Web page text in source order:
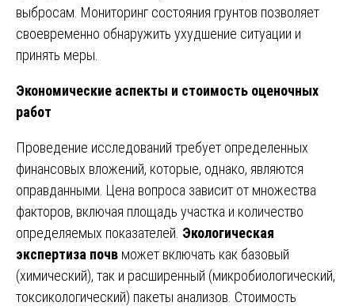
выбросам. Мониторинг состояния грунтов позволяет
своевременно обнаружить ухудшение ситуации и
принять меры.
Экономические аспекты и стоимость оценочных
работ
Проведение исследований требует определенных
финансовых вложений, которые, однако, являются
оправданными. Цена вопроса зависит от множества
факторов, включая площадь участка и количество
определяемых показателей. Экологическая
экспертиза почв может включать как базовый
(химический), так и расширенный (микробиологический,
токсикологический) пакеты анализов. Стоимость